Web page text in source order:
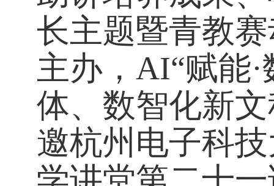
长主题暨青教
主办，AI“赋能
体、数智化新
邀杭州电子科